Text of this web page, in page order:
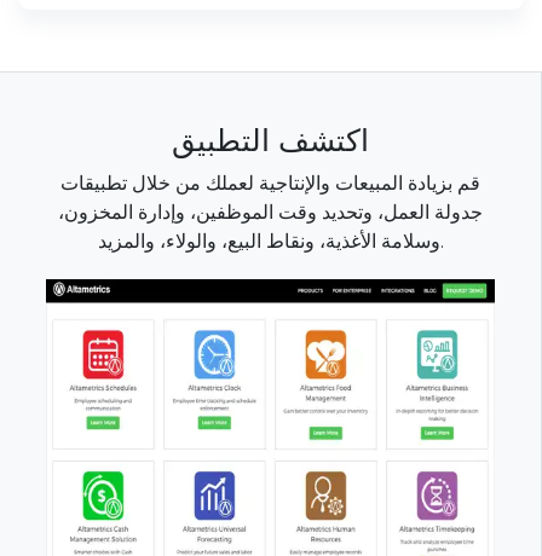
اكتشف التطبيق
قم بزيادة المبيعات والإنتاجية لعملك من خلال تطبيقات
جدولة العمل، وتحديد وقت الموظفين، وإدارة المخزون،
وسلامة الأغذية، ونقاط البيع، والولاء، والمزيد.